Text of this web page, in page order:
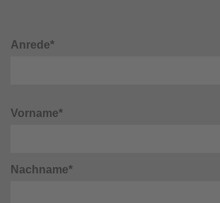
Anrede*
Vorname*
Nachname*